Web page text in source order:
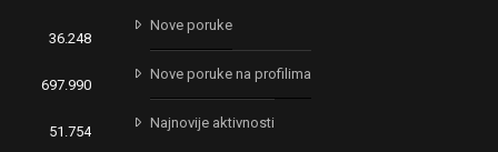
36.248
697.990
51.754
Nove poruke
Nove poruke na profilima
Najnovije aktivnosti